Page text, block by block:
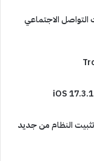
الاجتماعي